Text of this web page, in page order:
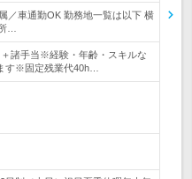
／車通勤OK 勤務地一覧は以下 横
…
諸手当※経験・年齢・スキルな
す※固定残業代40h…